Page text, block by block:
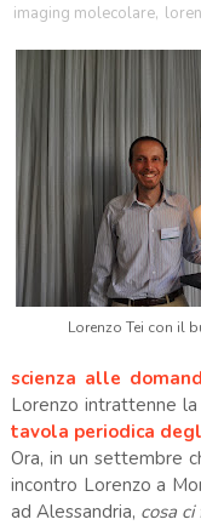
imaging molecolare,
Lorenzo Tei con il
scienza alle
Lorenzo intrattenne
tavola periodica
Ora, in un settembre
incontro Lorenzo a
ad Alessandria, cosa